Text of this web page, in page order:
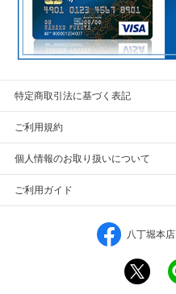
特定商取引法に基づく表記
ご利用規約
個人情報のお取り扱いについて
ご利用ガイド
八丁堀本店